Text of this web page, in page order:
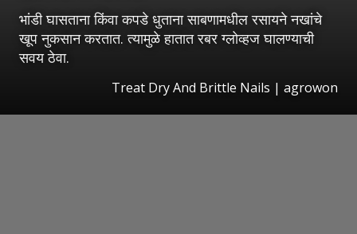
भांडी घासताना किंवा कपडे धुताना साबणामधील रसायने नखांचे
खूप नुकसान करतात. त्यामुळे हातात रबर ग्लोव्हज घालण्याची
सवय ठेवा.
Treat Dry And Brittle Nails | agrowon